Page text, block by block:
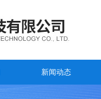
新闻动态